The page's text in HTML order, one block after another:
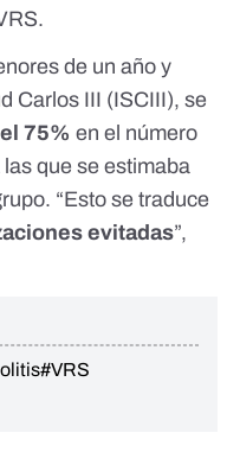
de un año y
Carlos III (ISCIII), se
75% en el número
que se estimaba
“Esto se traduce
evitadas”,
#VRS